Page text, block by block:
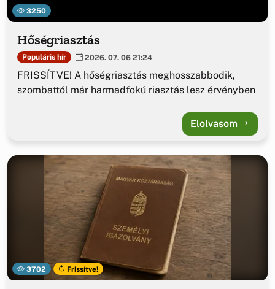
3250
Hőségriasztás
Populáris hír 2026. 07. 06 21:24
FRISSÍTVE! A hőségriasztás meghosszabbodik,
szombattól már harmadfokú riasztás lesz érvényben
Elolvasom
3702 Frissítve!